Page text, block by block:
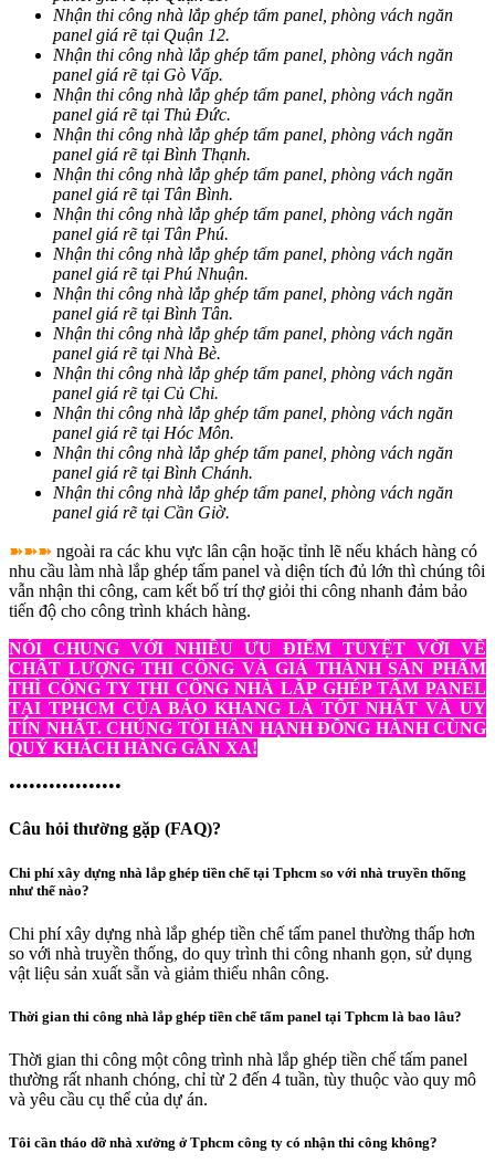
Nhận thi công nhà lắp ghép tấm panel, phòng vách ngăn
panel giá rẽ tại Quận 12.
Nhận thi công nhà lắp ghép tấm panel, phòng vách ngăn
panel giá rẽ tại Gò Vấp.
Nhận thi công nhà lắp ghép tấm panel, phòng vách ngăn
panel giá rẽ tại Thủ Đức.
Nhận thi công nhà lắp ghép tấm panel, phòng vách ngăn
panel giá rẽ tại Bình Thạnh.
Nhận thi công nhà lắp ghép tấm panel, phòng vách ngăn
panel giá rẽ tại Tân Bình.
Nhận thi công nhà lắp ghép tấm panel, phòng vách ngăn
panel giá rẽ tại Tân Phú.
Nhận thi công nhà lắp ghép tấm panel, phòng vách ngăn
panel giá rẽ tại Phú Nhuận.
Nhận thi công nhà lắp ghép tấm panel, phòng vách ngăn
panel giá rẽ tại Bình Tân.
Nhận thi công nhà lắp ghép tấm panel, phòng vách ngăn
panel giá rẽ tại Nhà Bè.
Nhận thi công nhà lắp ghép tấm panel, phòng vách ngăn
panel giá rẽ tại Củ Chi.
Nhận thi công nhà lắp ghép tấm panel, phòng vách ngăn
panel giá rẽ tại Hóc Môn.
Nhận thi công nhà lắp ghép tấm panel, phòng vách ngăn
panel giá rẽ tại Bình Chánh.
Nhận thi công nhà lắp ghép tấm panel, phòng vách ngăn
panel giá rẽ tại Cần Giờ.
➽➽➽ ngoài ra các khu vực lân cận hoặc tỉnh lẽ nếu khách hàng có
nhu cầu làm nhà lắp ghép tấm panel và diện tích đủ lớn thì chúng tôi
vẫn nhận thi công, cam kết bố trí thợ giỏi thi công nhanh đảm bảo
tiến độ cho công trình khách hàng.
NÓI CHUNG VỚI NHIỀU ƯU ĐIỂM TUYỆT VỜI VỀ
CHẤT LƯỢNG THI CÔNG VÀ GIÁ THÀNH SẢN PHẨM
THÌ CÔNG TY THI CÔNG NHÀ LẮP GHÉP TẤM PANEL
TẠI TPHCM CỦA BẢO KHANG LÀ TỐT NHẤT VÀ UY
TÍN NHẤT. CHÚNG TÔI HÂN HẠNH ĐỒNG HÀNH CÙNG
QUÝ KHÁCH HÀNG GẦN XA!
•••••••••••••••••
Câu hỏi thường gặp (FAQ)?
Chi phí xây dựng nhà lắp ghép tiền chế tại Tphcm so với nhà truyền thống
như thế nào?
Chi phí xây dựng nhà lắp ghép tiền chế tấm panel thường thấp hơn
so với nhà truyền thống, do quy trình thi công nhanh gọn, sử dụng
vật liệu sản xuất sẵn và giảm thiểu nhân công.
Thời gian thi công nhà lắp ghép tiền chế tấm panel tại Tphcm là bao lâu?
Thời gian thi công một công trình nhà lắp ghép tiền chế tấm panel
thường rất nhanh chóng, chỉ từ 2 đến 4 tuần, tùy thuộc vào quy mô
và yêu cầu cụ thể của dự án.
Tôi cần tháo dỡ nhà xưởng ở Tphcm công ty có nhận thi công không?